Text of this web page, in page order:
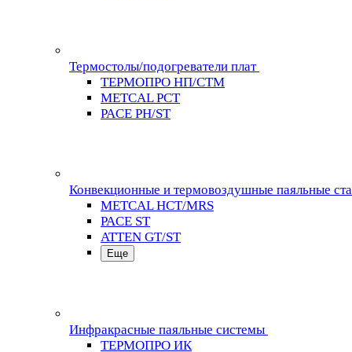
Термостолы/подогреватели плат
ТЕРМОПРО НП/СТМ
METCAL PCT
PACE PH/ST
Конвекционные и термовоздушные паяльные
METCAL HCT/MRS
PACE ST
ATTEN GT/ST
Еще
Инфракрасные паяльные системы
ТЕРМОПРО ИК